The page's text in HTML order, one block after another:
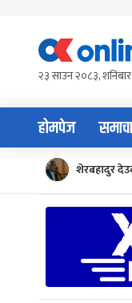
content२३ साउन २०८३, शनिबार
होमपेज
शेरबहादुर